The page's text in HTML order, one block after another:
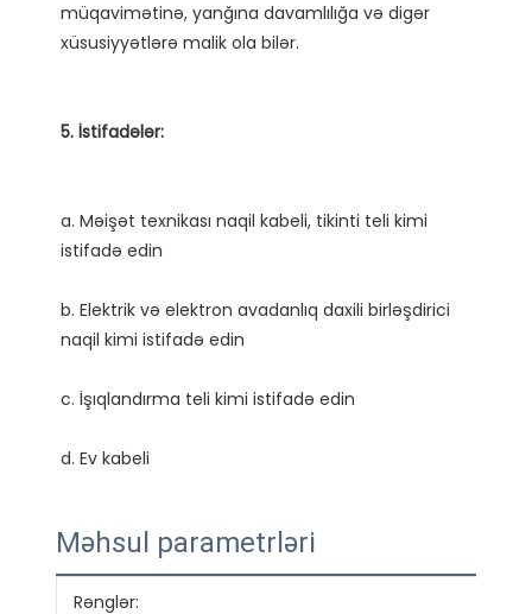
müqavimətinə, yanğına davamlılığa və digər
a. Məişət texnikası naqil kabeli, tikinti teli kimi
b. Elektrik və elektron avadanlıq daxili birləşdirici
Məhsul parametrləri
Rənglər: